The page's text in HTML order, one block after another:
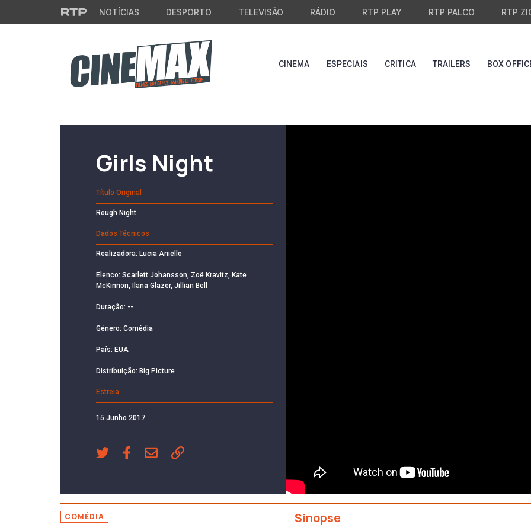
Saltar para o conteúdo principal
NOTÍCIAS DESPORTO TELEVISÃO RÁDIO RTP PLAY RTP PALCO RTP
CINEMA ESPECIAIS CRITICA TRAILERS BOX
Girls Night
Título Original
Rough Night
Dados Técnicos
Realizadora: Lucia Aniello
Elenco: Scarlett Johansson, Zoë Kravitz, Kate
McKinnon, Ilana Glazer, Jillian Bell
Duração: --
Género: Comédia
País: EUA
Distribuição: Big Picture
Estreia
15 Junho 2017
COMÉDIA Sinopse